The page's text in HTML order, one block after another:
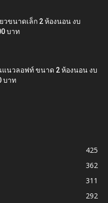
วขนาดเล็ก 2 ห้องนอน งบ
บาท
นวลอฟท์ ขนาด 2 ห้องนอน งบ
บาท
425
362
311
292